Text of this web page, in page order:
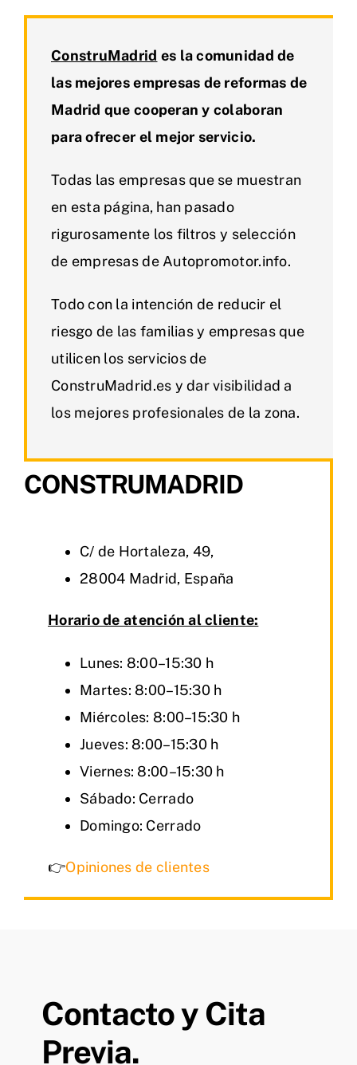
ConstruMadrid es la comunidad de
las mejores empresas de reformas de
Madrid que cooperan y colaboran
para ofrecer el mejor servicio.
Todas las empresas que se muestran
en esta página, han pasado
rigurosamente los filtros y selección
de empresas de Autopromotor.info.
Todo con la intención de reducir el
riesgo de las familias y empresas que
utilicen los servicios de
ConstruMadrid.es y dar visibilidad a
los mejores profesionales de la zona.
CONSTRUMADRID
C/ de Hortaleza, 49,
28004 Madrid, España
Horario de atención al cliente:
Lunes: 8:00–15:30 h
Martes: 8:00–15:30 h
Miércoles: 8:00–15:30 h
Jueves: 8:00–15:30 h
Viernes: 8:00–15:30 h
Sábado: Cerrado
Domingo: Cerrado
👉Opiniones de clientes
Contacto y Cita
Previa.